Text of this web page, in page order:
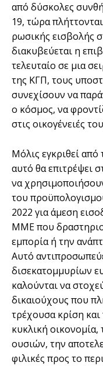
από δύσκολες
19, τώρα
ρωσικής εισβολής
διακυβεύεται η
τελευταίο σε μια
της ΚΓΠ, τους
συνεχίσουν να
ο κόσμος, να
στις οικογένειές
Μόλις εγκριθεί
αυτό θα επιτρέψει
να
του
2022 για άμεση
ΜΜΕ που
εμπορία ή την
Αυτό
δισεκατομμυρίων
καλούνται να
δικαιούχους που
τρέχουσα κρίση
κυκλική οικονομία,
ουσιών, την
φιλικές προς το